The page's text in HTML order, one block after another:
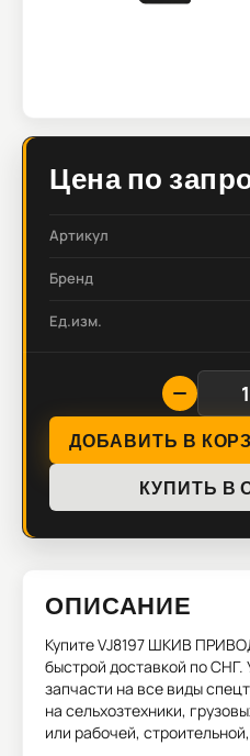
Цена по
Артикул
Бренд
Ед.изм.
ДОБАВИТЬ В
КУПИТЬ В
ОПИСАНИЕ
КупитеVJ8197 ШКИВ
быстрой доставкой по СНГ.
запчасти на все виды
на сельхозтехники,
или рабочей,